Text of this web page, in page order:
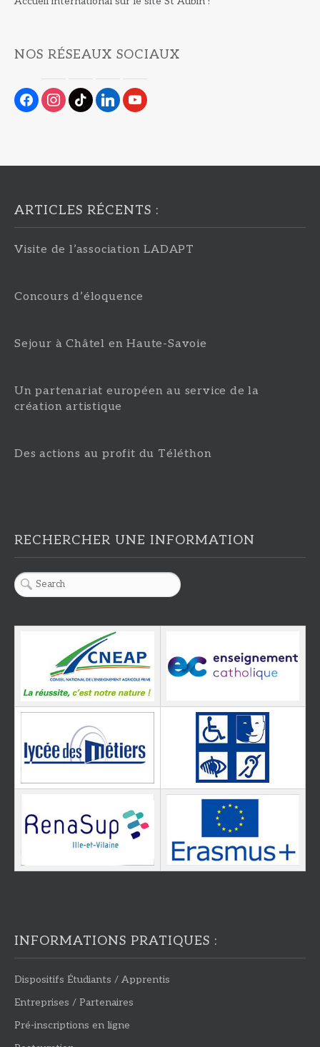
NOS RÉSEAUX SOCIAUX
facebookinstagram
tiktoklinkedinyoutube
ARTICLES RÉCENTS :
Visite de l’association LADAPT
Concours d’éloquence
Sejour à Châtel en Haute-Savoie
Un partenariat européen au service de la
création artistique
Des actions au profit du Téléthon
RECHERCHER UNE INFORMATION
INFORMATIONS PRATIQUES :
Dispositifs Étudiants / Apprentis
Entreprises / Partenaires
Pré-inscriptions en ligne